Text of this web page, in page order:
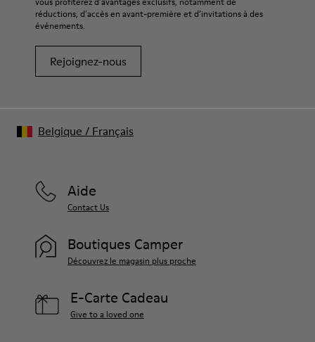
réductions, d’accès en avant-première et d’invitations à des
événements.
Rejoignez-nous
Aide
Contact Us
Boutiques Camper
Découvrez le magasin plus proche
E-Carte Cadeau
Give to a loved one
Belgique / Français